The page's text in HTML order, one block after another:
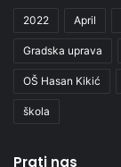
2022 April
Gradska uprava
OŠ Hasan Kikić
škola
Prati nas